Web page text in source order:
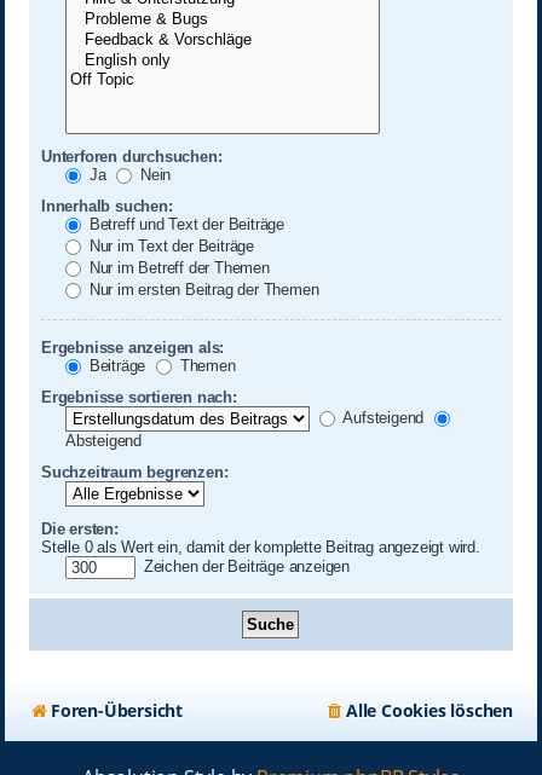
Unterforen durchsuchen:
Ja
Nein
Innerhalb suchen:
Betreff und Text der Beiträge
Nur im Text der Beiträge
Nur im Betreff der Themen
Nur im ersten Beitrag der Themen
Ergebnisse anzeigen als:
Beiträge
Themen
Ergebnisse sortieren nach:
Aufsteigend
Absteigend
Suchzeitraum begrenzen:
Die ersten:
Stelle 0 als Wert ein, damit der komplette Beitrag angezeigt wird.
Zeichen der Beiträge anzeigen
Foren-Übersicht Alle Cookies löschen